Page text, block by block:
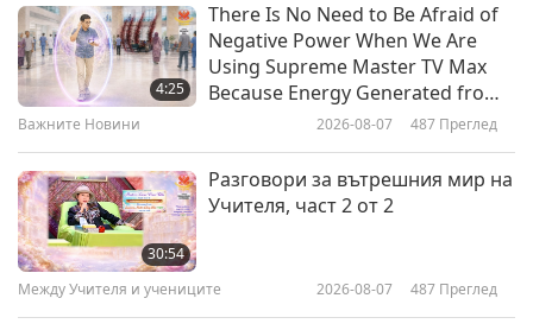
Послание от Върховния Учител
Чинг Хай (веган) към децата
0:42
Try going vegan today.
4:25
There Is No Need to Be Afraid of
Negative Power When We Are
Using Supreme Master TV Max
Because Energy Generated from
It Is Far More Powerful than Any
Важните Новини 2026-08-07 487 Преглед
30:54
Разговори за вътрешния мир на
Учителя, част 2 от 2
Между Учителя и учениците 2026-08-07 487 Преглед